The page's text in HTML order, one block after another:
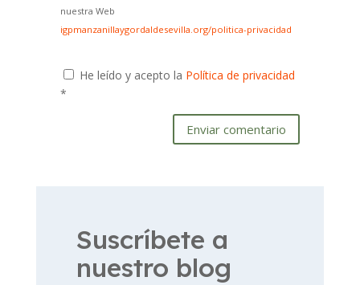
nuestra Web
igpmanzanillaygordaldesevilla.org/politica-privacidad
He leído y acepto la Política de privacidad
*
Enviar comentario
Suscríbete a
nuestro blog